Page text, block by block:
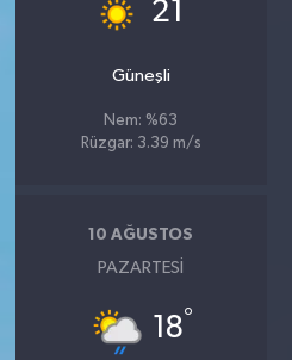
21
Güneşli
Nem: %63
Rüzgar: 3.39 m/s
10 AĞUSTOS
PAZARTESI
18°